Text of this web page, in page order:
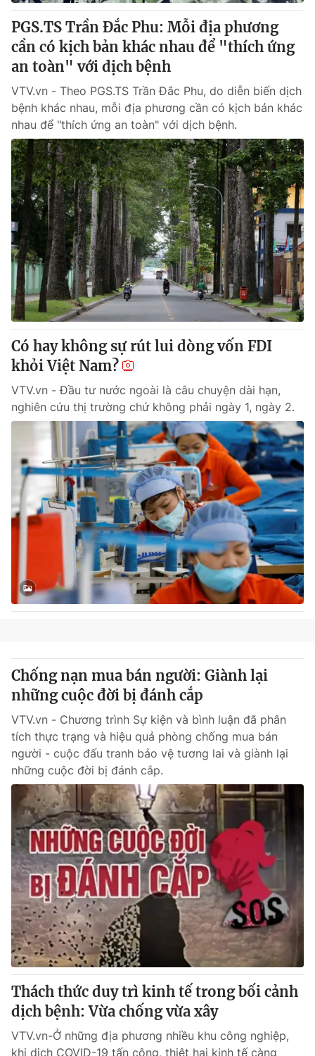
PGS.TS Trần Đắc Phu: Mỗi địa phương
cần có kịch bản khác nhau để "thích ứng
an toàn" với dịch bệnh
VTV.vn - Theo PGS.TS Trần Đắc Phu, do diễn biến dịch
bệnh khác nhau, mỗi địa phương cần có kịch bản khác
nhau để "thích ứng an toàn" với dịch bệnh.
Có hay không sự rút lui dòng vốn FDI
khỏi Việt Nam?
VTV.vn - Đầu tư nước ngoài là câu chuyện dài hạn,
nghiên cứu thị trường chứ không phải ngày 1, ngày 2.
Chống nạn mua bán người: Giành lại
những cuộc đời bị đánh cắp
VTV.vn - Chương trình Sự kiện và bình luận đã phân
tích thực trạng và hiệu quả phòng chống mua bán
người - cuộc đấu tranh bảo vệ tương lai và giành lại
những cuộc đời bị đánh cắp.
Thách thức duy trì kinh tế trong bối cảnh
dịch bệnh: Vừa chống vừa xây
VTV.vn-Ở những địa phương nhiều khu công nghiệp,
khi dịch COVID-19 tấn công, thiệt hại kinh tế càng